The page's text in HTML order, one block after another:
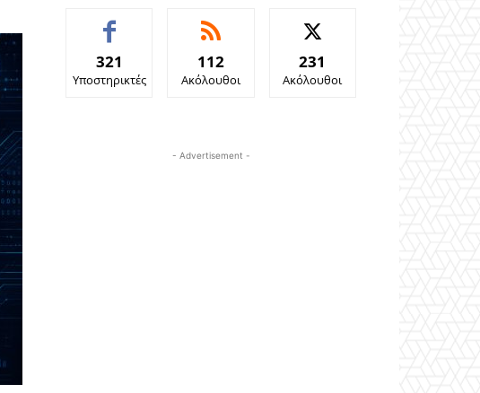
321
Υποστηρικτές
112
Ακόλουθοι
231
Ακόλουθοι
- Advertisement -